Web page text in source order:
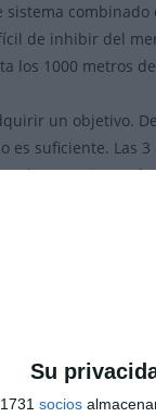
Su
socios
sistema
de inhibir del
los 1000 metros
un objetivo.
es suficiente. Las
al contrario que
no tendremos
su rango de
eso las pruebas
porque
comparables.
ya que a
a el.